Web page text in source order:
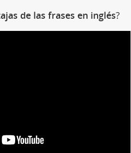
de las frases en inglés?